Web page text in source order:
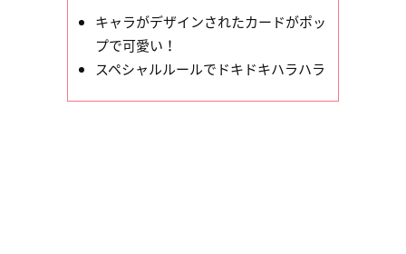
キャラがデザインされたカードがポッ
プで可愛い！
スペシャルルールでドキドキハラハラ